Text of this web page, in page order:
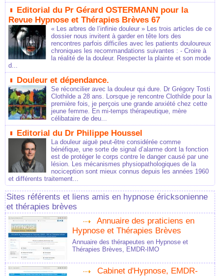
Editorial du Pr Gérard OSTERMANN pour la
Revue Hypnose et Thérapies Brèves 67
« Les arbres de l’infinie douleur » Les trois articles de ce
dossier nous invitent à garder en tête lors des
rencontres parfois difficiles avec les patients douloureux
chroniques les recommandations suivantes : - Croire à
la réalité de la douleur. Respecter la plainte et son mode
d...
Douleur et dépendance.
Se réconcilier avec la douleur qui dure. Dr Grégory Tosti
Clothilde a 28 ans. Lorsque je rencontre Clothilde pour la
première fois, je perçois une grande anxiété chez cette
jeune femme. En mi-temps thérapeutique, mère
célibataire de deu...
Editorial du Dr Philippe Houssel
La douleur aiguë peut-être considérée comme
bénéfique, une sorte de signal d’alarme dont la fonction
est de protéger le corps contre le danger causé par une
lésion. Les mécanismes physiopathologiques de la
nociception sont mieux connus depuis les années 1960
et différents traitement...
Sites référents et liens amis en hypnose éricksonienne
et thérapies brèves
Annuaire des praticiens en
Hypnose et Thérapies Brèves
Annuaire des thérapeutes en Hypnose et
Thérapies Brèves, EMDR-IMO
Cabinet d'Hypnose, EMDR-